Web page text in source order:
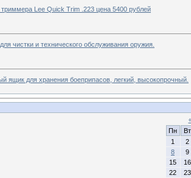
триммера Lee Quick Trim .223 цена 5400 рублей
чистки и технического обслуживания оружия.
ящик для хранения боеприпасов, легкий, высокопрочный.
Пн
Вт
1
2
8
9
15
16
22
23